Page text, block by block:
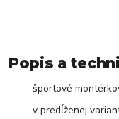
Popis a
športové
v predĺženej